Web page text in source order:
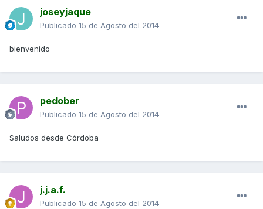
joseyjaque
Publicado 15 de Agosto del 2014
bienvenido
pedober
Publicado 15 de Agosto del 2014
Saludos desde Córdoba
j.j.a.f.
Publicado 15 de Agosto del 2014